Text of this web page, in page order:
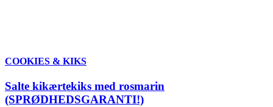
COOKIES & KIKS
Salte kikærtekiks med rosmarin
(SPRØDHEDSGARANTI!)